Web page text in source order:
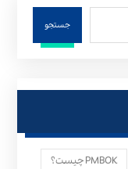
جستجو
PMBOK چیست؟